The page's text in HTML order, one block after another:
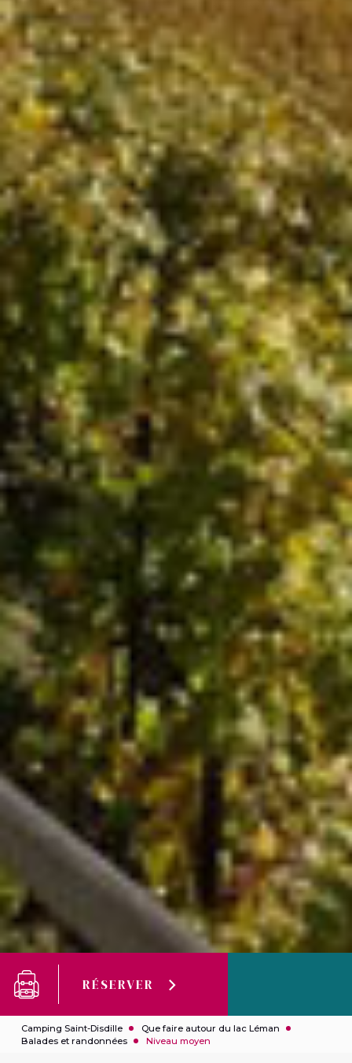
RÉSERVER
Camping Saint-Disdille
Que faire autour du lac Léman
Balades et randonnées
Niveau moyen